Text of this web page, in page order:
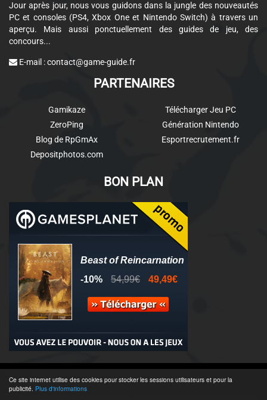
Ce site internet utilise des cookies pour stocker les sessions utilisateurs et pour la
publicité. Plus d'informations
Jour après jour, nous vous guidons dans la jungle des nouveautés
PC et consoles (PS4, Xbox One et Nintendo Switch) à travers un
aperçu. Mais aussi ponctuellement des guides de jeu, des
concours...
E-mail :contact@game-guide.fr
PARTENAIRES
Gamikaze
ZeroPing
Blog de RpGmAx
Depositphotos.com
Télécharger Jeu PC
Génération Nintendo
Esportrecrutement.fr
BON PLAN